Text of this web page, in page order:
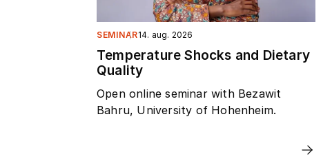
SEMINAR14. aug. 2026
Temperature Shocks and Dietary
Quality
Open online seminar with Bezawit
Bahru, University of Hohenheim.